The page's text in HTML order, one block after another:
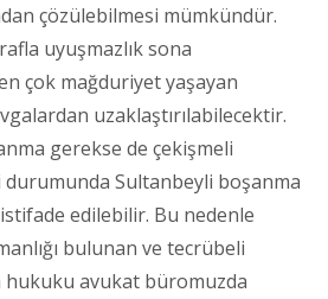
çözülebilmesi mümkündür.
uyuşmazlık sona
çok mağduriyet yaşayan
uzaklaştırılabilecektir.
gerekse de çekişmeli
Sultanbeyli boşanma
istifade edilebilir. Bu nedenle
bulunan ve tecrübeli
avukat büromuzda